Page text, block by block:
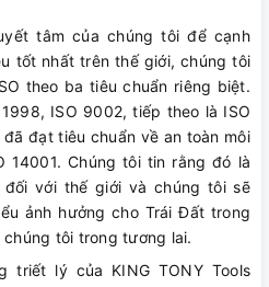
tâm của chúng tôi để cạnh
tốt nhất trên thế giới, chúng tôi
theo ba tiêu chuẩn riêng biệt.
ISO 9002, tiếp theo là ISO
đạt tiêu chuẩn về an toàn môi
14001. Chúng tôi tin rằng đó là
với thế giới và chúng tôi sẽ
ảnh hưởng cho Trái Đất trong
tôi trong tương lai.
triết lý của KING TONY Tools